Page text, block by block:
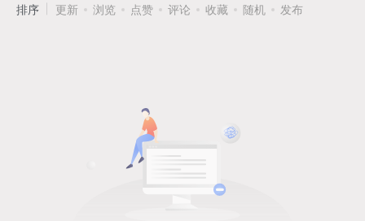
排序 更新 浏览 点赞 评论 收藏 随机 发布